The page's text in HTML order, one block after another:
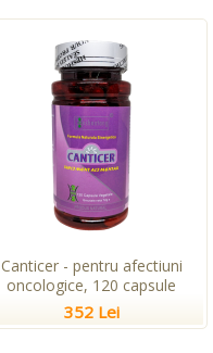
Canticer - pentru afectiuni
oncologice, 120 capsule
352 Lei